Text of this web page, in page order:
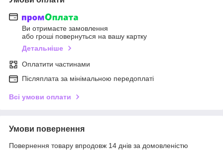
Ви отримаєте замовлення
або гроші повернуться на вашу картку
Детальніше
Оплатити частинами
Післяплата за мінімальною передоплаті
Всі умови оплати
Умови повернення
Повернення товару впродовж 14 днів за домовленістю